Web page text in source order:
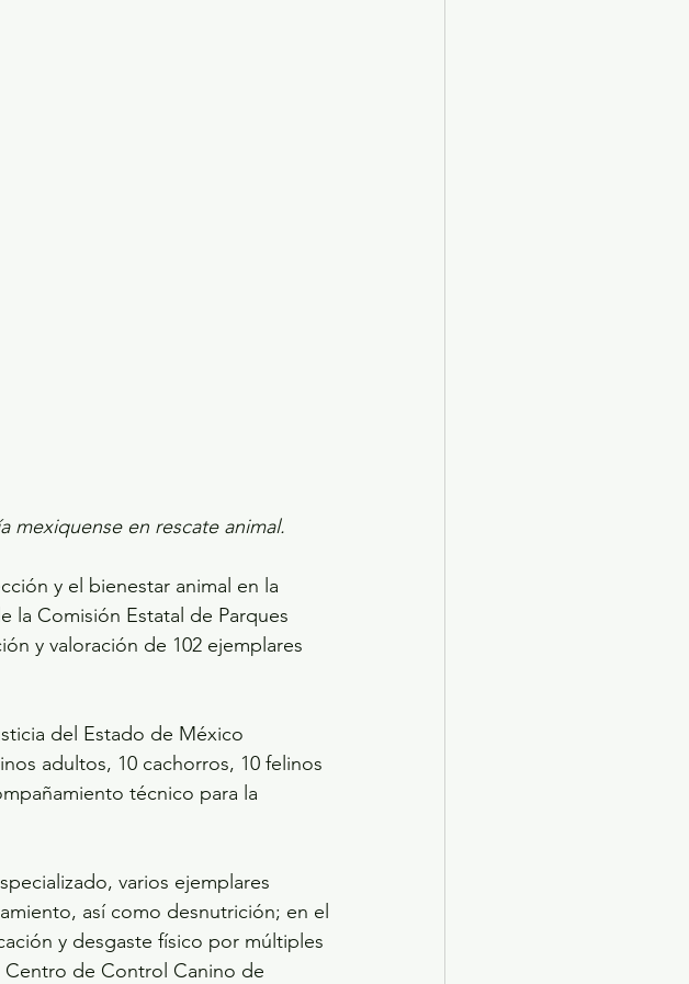
mexiquense en rescate animal.
y el bienestar animal en la
la Comisión Estatal de Parques
y valoración de 102 ejemplares
del Estado de México
adultos, 10 cachorros, 10 felinos
técnico para la
varios ejemplares
así como desnutrición; en el
y desgaste físico por múltiples
Centro de Control Canino de